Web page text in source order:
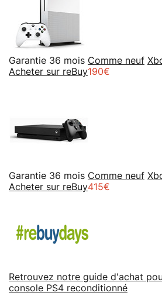
Garantie 36 mois Comme neuf
Acheter sur reBuy190€
Garantie 36 mois Comme neuf
Acheter sur reBuy415€
Retrouvez notre guide d'achat
console PS4 reconditionné